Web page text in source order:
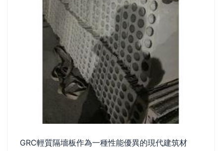
GRC輕質隔墻板作為一種性能優異的現代建筑材